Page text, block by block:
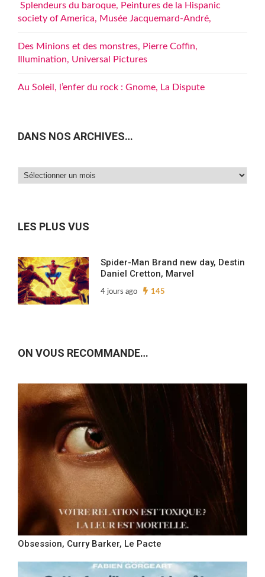
Splendeurs du baroque, Peintures de la Hispanic
society of America, Musée Jacquemard-André,
Des Minions et des monstres, Pierre Coffin,
Illumination, Universal Pictures
Au Soleil, l’enfer du rock : Gnome, La Dispute
DANS NOS ARCHIVES…
Dans
LES PLUS VUS
Spider-Man Brand new day, Destin
Daniel Cretton, Marvel
4 jours ago 145
ON VOUS RECOMMANDE…
Obsession, Curry Barker, Le Pacte